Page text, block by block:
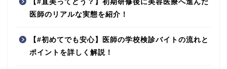
【#直美ってどう？】初期研修後に美容医療へ進んだ
医師のリアルな実態を紹介！
【#初めてでも安心】医師の学校検診バイトの流れと
ポイントを詳しく解説！